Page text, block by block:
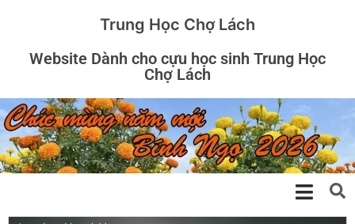
Trung Học Chợ Lách
Website Dành cho cựu học sinh Trung Học
Chợ Lách